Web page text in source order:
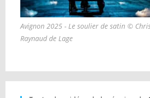
Avignon 2025 - Le soulier de satin ©
Raynaud de Lage